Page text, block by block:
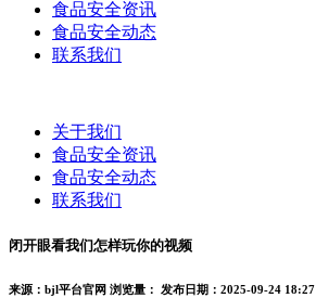
食品安全资讯
食品安全动态
联系我们
关于我们
食品安全资讯
食品安全动态
联系我们
闭开眼看我们怎样玩你的视频
来源：bjl平台官网 浏览量： 发布日期：2025-09-24 18:27